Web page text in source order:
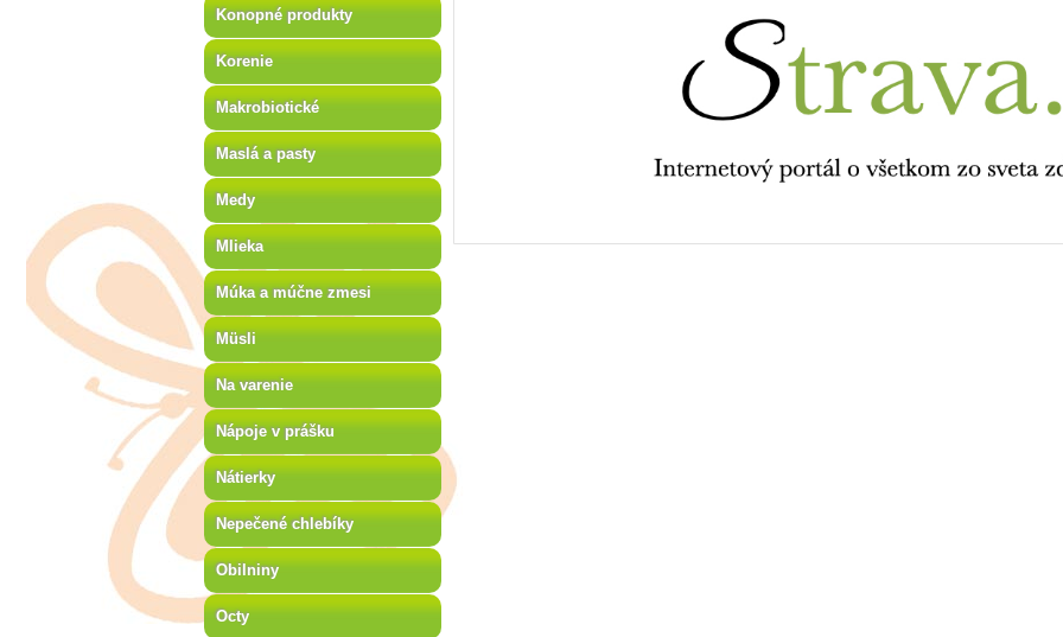
Konopné produkty
Korenie
Makrobiotické
Maslá a pasty
Medy
Mlieka
Múka a múčne zmesi
Müsli
Na varenie
Nápoje v prášku
Nátierky
Nepečené chlebíky
Obilniny
Octy